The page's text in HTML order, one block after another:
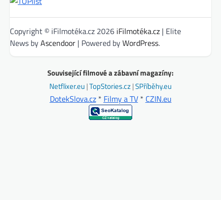
Copyright © iFilmotéka.cz 2026 iFilmotéka.cz | Elite
News byAscendoor | Powered byWordPress.
Související filmové a zábavní magazíny:
Netflixer.eu |TopStories.cz|SPříběhy.eu
DotekSlova.cz* Filmy a TV* CZIN.eu